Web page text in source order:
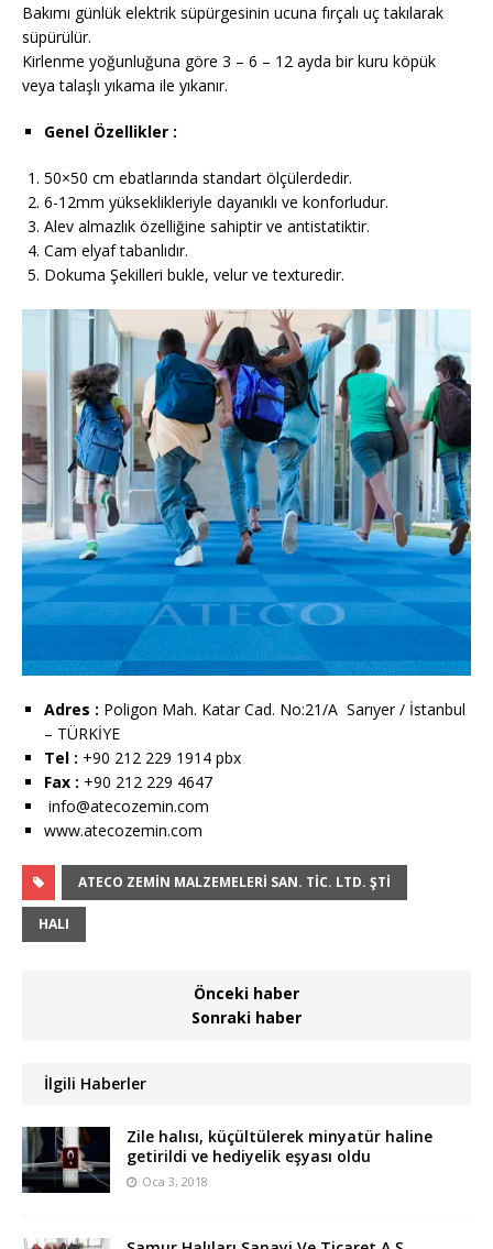
Bakımı günlük elektrik süpürgesinin ucuna fırçalı uç takılarak
süpürülür.
Kirlenme yoğunluğuna göre 3 – 6 – 12 ayda bir kuru köpük
veya talaşlı yıkama ile yıkanır.
Genel Özellikler :
50×50 cm ebatlarında standart ölçülerdedir.
6-12mm yükseklikleriyle dayanıklı ve konforludur.
Alev almazlık özelliğine sahiptir ve antistatiktir.
Cam elyaf tabanlıdır.
Dokuma Şekilleri bukle, velur ve texturedir.
Adres : Poligon Mah. Katar Cad. No:21/A Sarıyer / İstanbul
– TÜRKİYE
Tel : +90 212 229 1914 pbx
Fax : +90 212 229 4647
info@atecozemin.com
www.atecozemin.com
ATECO ZEMİN MALZEMELERİ SAN. TİC. LTD. ŞTİ
HALI
Önceki haber
Sonraki haber
İlgili Haberler
Zile halısı, küçültülerek minyatür haline
getirildi ve hediyelik eşyası oldu
Oca 3, 2018